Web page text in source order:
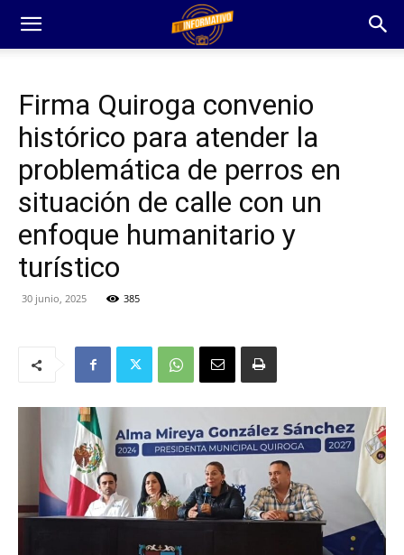
Firma Quiroga convenio
histórico para atender la
problemática de perros en
situación de calle con un
enfoque humanitario y
turístico
30 junio, 2025 385